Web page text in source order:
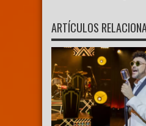
ARTÍCULOS